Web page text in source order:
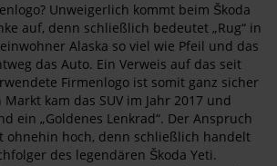
Unweigerlich kommt beim Škoda
auf, denn schließlich bedeutet „Rug“ in
Alaska so viel wie Pfeil und das
das Auto. Ein Verweis auf das seit
Firmenlogo ist somit ganz sicher
kam das SUV im Jahr 2017 und
ein „Goldenes Lenkrad“. Der Anspruch
ohnehin hoch, denn schließlich handelt
des legendären Škoda Yeti.